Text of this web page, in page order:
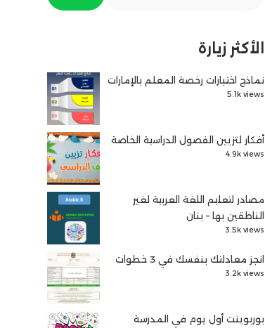
الأكثر زيارة
نماذج اختبارات رخصة المعلم بالإمارات
5.1k views
أفكار لتزيين الفصول الدراسية الخاصة
4.9k views
مصادر لتعليم اللغة العربية لغير
الناطقين بها – بنان
3.5k views
انجز معادلتك بنفسك في 3 خطوات
3.2k views
بوربوينت أول يوم في المدرسة